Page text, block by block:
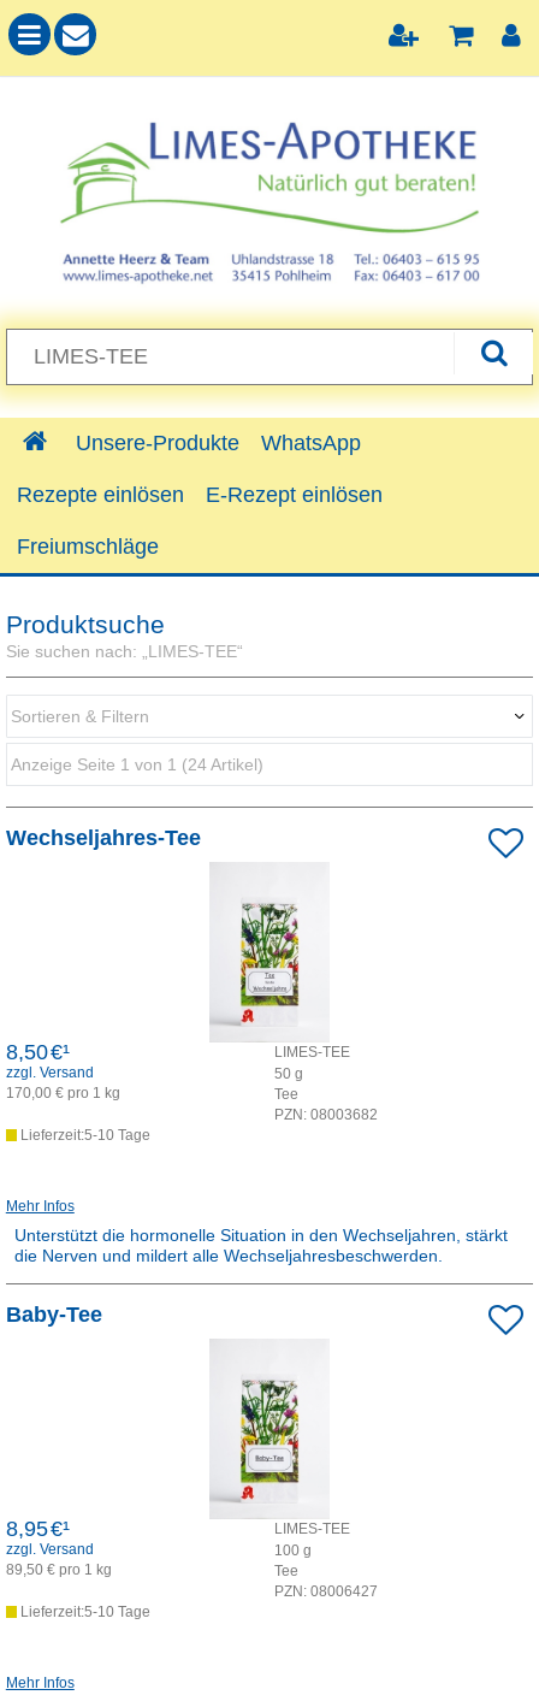
Unsere-Produkte WhatsApp
Rezepte einlösen E-Rezept einlösen
Freiumschläge
Produktsuche
Sie suchen nach: LIMES-TEE“
Sortieren & Filtern
Darstellung als:
Sortieren nach:
Anzeige Seite 1 von 1 (24 Artikel)
Wechseljahres-Tee
LIMES-TEE
50 g
Tee
PZN: 08003682
8,50€¹
zzgl. Versand
170,00 € pro 1 kg
Lieferzeit:5-10 Tage
Mehr Infos
Unterstützt die hormonelle Situation in den Wechseljahren, stärkt
die Nerven und mildert alle Wechseljahresbeschwerden.
Dieses Produkt ist apothekenpflichtig und wird in der Apotheke für
Baby-Tee
LIMES-TEE
100 g
Tee
PZN: 08006427
8,95€¹
zzgl. Versand
89,50 € pro 1 kg
Lieferzeit:5-10 Tage
Mehr Infos